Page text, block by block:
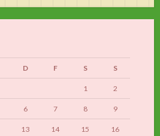
D F S S
1 2
6 7 8 9
13 14 15 16